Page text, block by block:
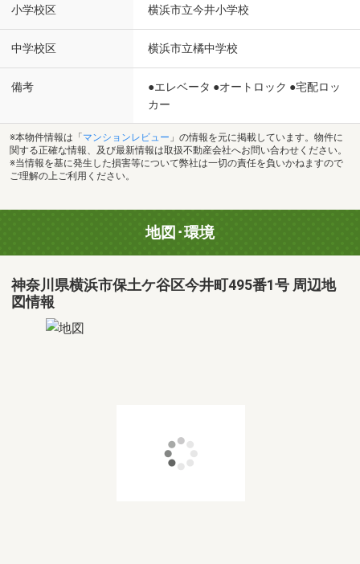
小学校区 横浜市立今井小学校
中学校区 横浜市立橘中学校
備考
●エレベータ ●オートロック ●宅配ロッ
カー
※本物件情報は「 マンションレビュー 」の情報を元に掲載しています。物件に
関する正確な情報、及び最新情報は取扱不動産会社へお問い合わせください。
※当情報を基に発生した損害等について弊社は一切の責任を負いかねますので
ご理解の上ご利用ください。
地図･環境
神奈川県横浜市保土ケ谷区今井町495番1号 周辺地
図情報